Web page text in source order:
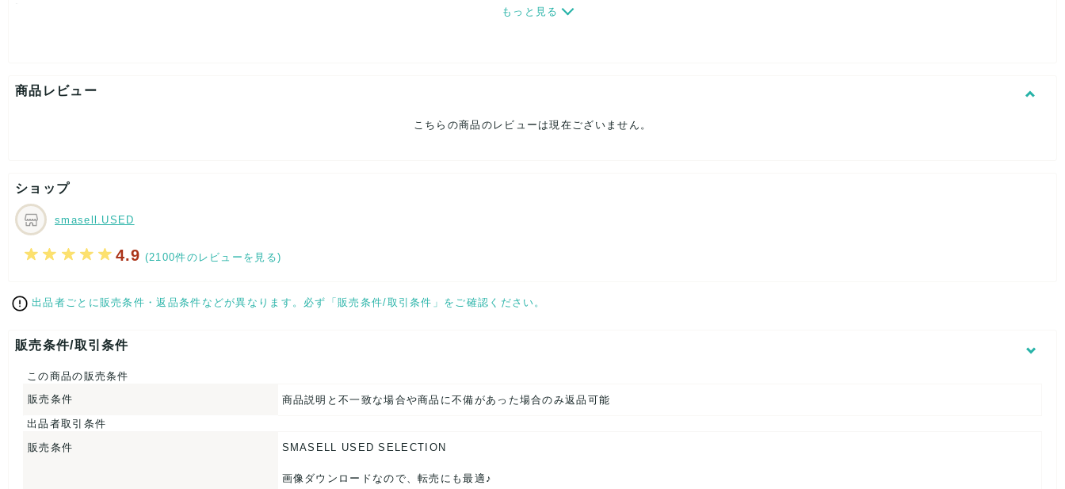
大剣幅：約8.5cm
[付属品]なし
ダメージがある場合はできる限り、撮影しておりますので、
ご確認下さいませ。
【 サイズ・容量 】
大剣幅：約8.5cm
日本
【 素材・成分 】
素材タグを撮影しておりますので、ご確認下さいませ。
【 商品札 】
なし
もっと見る
商品レビュー
こちらの商品のレビューは現在ございません。
ショップ
smasell.USED
4.9 (2100件のレビューを見る)
出品者ごとに販売条件・返品条件などが異なります。必ず「販売条件/取引条件」をご確認ください。
販売条件/取引条件
この商品の販売条件
販売条件
商品説明と不一致な場合や商品に不備があった場合のみ返品可能
出品者取引条件
販売条件
SMASELL USED SELECTION
画像ダウンロードなので、転売にも最適♪